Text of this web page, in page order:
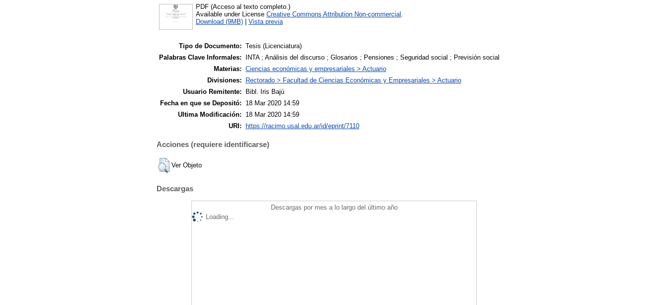
PDF (Acceso al texto completo.)
Available under License Creative Commons Attribution Non-commercial .
Download (9MB)
Vista previa
Tipo de Documento: Tesis (Licenciatura)
Palabras Clave Informales:
INTA ; Análisis del discurso ; Glosarios ; Pensiones ; Seguridad social ; Previsión social
Materias: Ciencias económicas y empresariales > Actuario
Divisiones:
Rectorado > Facultad de Ciencias Económicas y Empresariales > Actuario
Usuario Remitente:
Bibl. Iris Bajú
Fecha en que se Depositó:
18 Mar 2020 14:59
Ultima Modificación:
18 Mar 2020 14:59
URI:
https://racimo.usal.edu.ar/id/eprint/7110
Acciones (requiere identificarse)
Ver Objeto
Descargas
Descargas por mes a lo largo del último año
Loading...